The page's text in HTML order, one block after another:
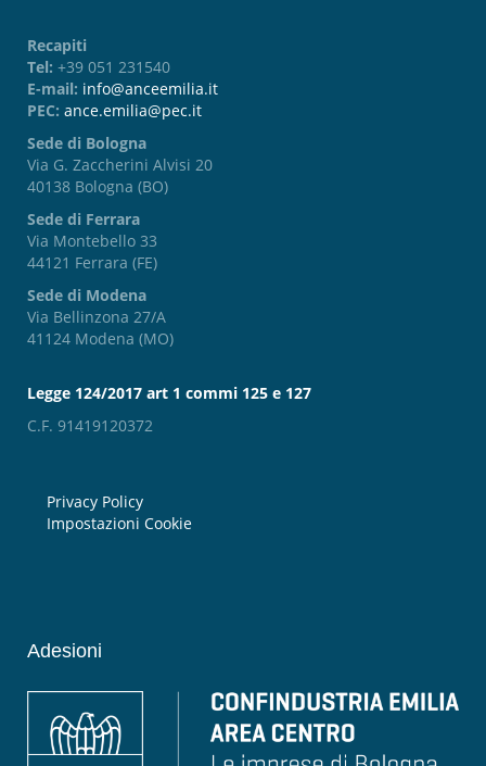
Recapiti
Tel: +39 051 231540
E-mail: info@anceemilia.it
PEC: ance.emilia@pec.it
Sede di Bologna
Via G. Zaccherini Alvisi 20
40138 Bologna (BO)
Sede di Ferrara
Via Montebello 33
44121 Ferrara (FE)
Sede di Modena
Via Bellinzona 27/A
41124 Modena (MO)
Legge 124/2017 art 1 commi 125 e 127
C.F. 91419120372
Privacy Policy
Impostazioni Cookie
Adesioni